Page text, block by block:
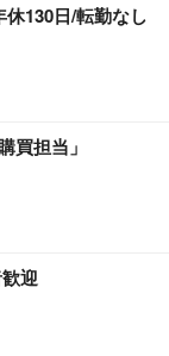
休130日/転勤なし
買担当」
迎